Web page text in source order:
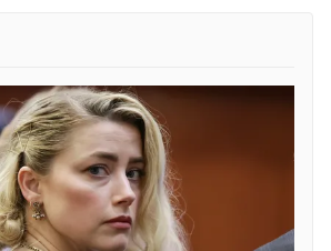
báo in và báo điện tử số 483/GP-BTTTT
Thủy
Thị Mỹ Hạnh, Phạm Quốc Thắng,
355 931 - 024.38 355 932